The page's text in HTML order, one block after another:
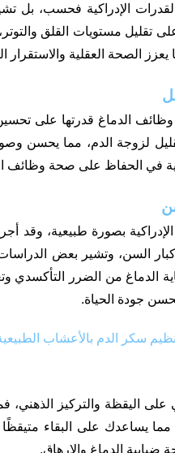
الإدراكية فحسب، بل
تقليل مستويات القلق
يعزز الصحة العقلية والاستقرار
وظائف الدماغ قدرتها على
لزوجة الدم، مما يحسن
في الحفاظ على صحة وظائف
بصورة طبيعية، وقد
السن، وتشير بعض
من الضرر التأكسدي
جودة الحياة.
سكر الدم بالأعشاب
على اليقظة والتركيز
مما يساعدك على البقاء
ضبابية الدماغ والإرهاق.